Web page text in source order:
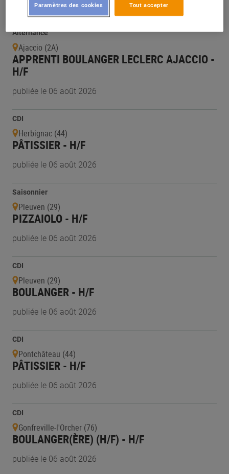
publiée le 06 août 2026
Alternance
Ajaccio (2A)
APPRENTI BOULANGER LECLERC AJACCIO -
H/F
publiée le 06 août 2026
CDI
Herbignac (44)
PÂTISSIER - H/F
publiée le 06 août 2026
Saisonnier
Pleuven (29)
PIZZAIOLO - H/F
publiée le 06 août 2026
CDI
Pleuven (29)
BOULANGER - H/F
publiée le 06 août 2026
CDI
Pontchâteau (44)
PÂTISSIER - H/F
publiée le 06 août 2026
CDI
Gonfreville-l'Orcher (76)
BOULANGER(ÈRE) (H/F) - H/F
publiée le 06 août 2026
Tout accepter
Paramètres des cookies